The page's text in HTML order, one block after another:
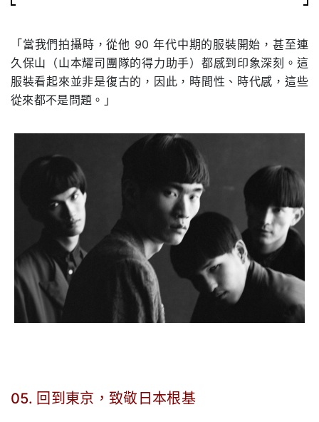
「當我們拍攝時，從他 90 年代中期的服裝開始，甚至連
久保山（山本耀司團隊的得力助手）都感到印象深刻。這
服裝看起來並非是復古的，因此，時間性、時代感，這些
從來都不是問題。」
05. 回到東京，致敬日本根基